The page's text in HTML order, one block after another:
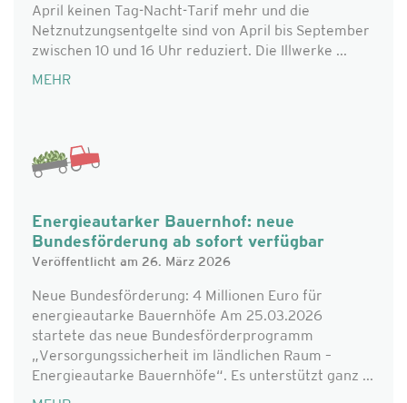
April keinen Tag-Nacht-Tarif mehr und die
Netznutzungsentgelte sind von April bis September
zwischen 10 und 16 Uhr reduziert. Die Illwerke ...
MEHR
Energieautarker Bauernhof: neue
Bundesförderung ab sofort verfügbar
Veröffentlicht am 26. März 2026
Neue Bundesförderung: 4 Millionen Euro für
energieautarke Bauernhöfe Am 25.03.2026
startete das neue Bundesförderprogramm
„Versorgungssicherheit im ländlichen Raum –
Energieautarke Bauernhöfe“. Es unterstützt ganz ...